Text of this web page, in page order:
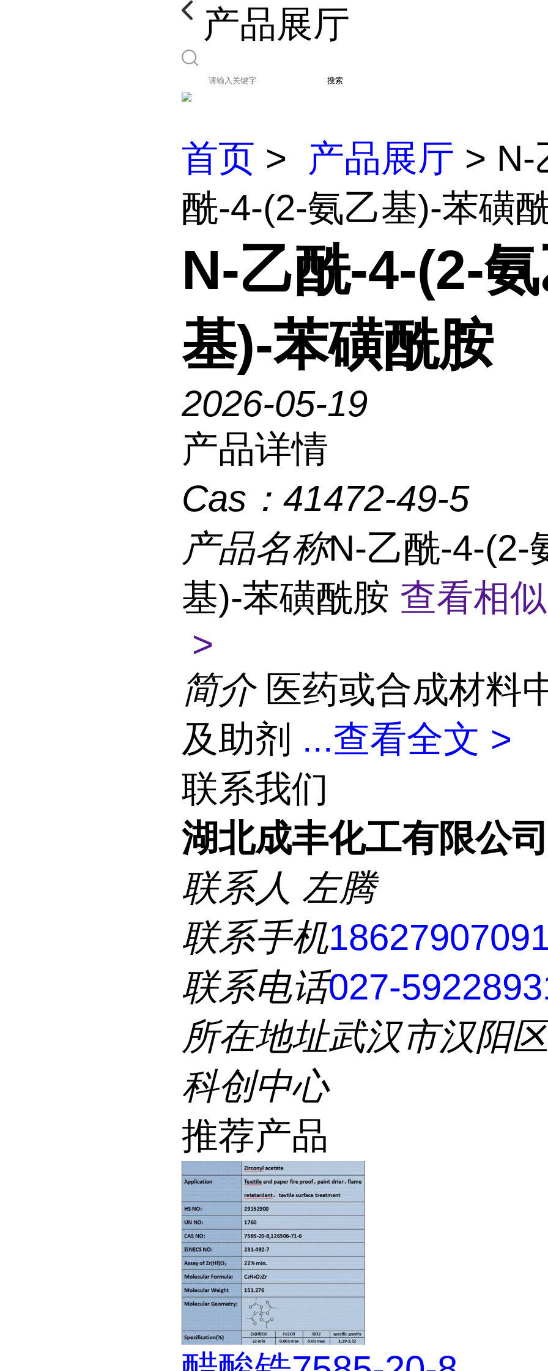
产品展厅
搜索
首页 > 产品展厅 > N-
酰-4-(2-氨乙基)-苯磺
N-乙酰-4-(2-
基)-苯磺酰胺
2026-05-19
产品详情
Cas： 41472-49-5
产品名称N-乙酰-4-(2-
基)-苯磺酰胺 查看相
>
简介 医药或合成材料
及助剂 ...查看全文 >
联系我们
湖北成丰化工有限公司
联系人 左腾
联系手机
联系电话027-
所在地址武汉市汉阳
科创中心
推荐产品